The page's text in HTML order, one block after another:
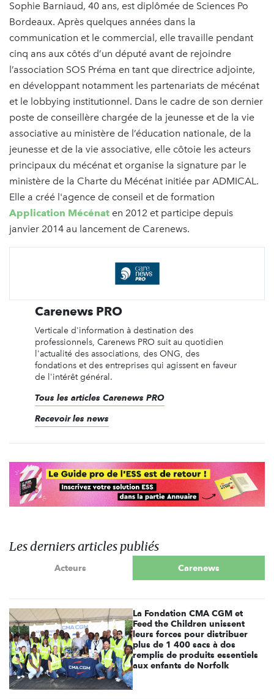
Sophie Barniaud, 40 ans, est diplômée de Sciences Po
Bordeaux. Après quelques années dans la
communication et le commercial, elle travaille pendant
cinq ans aux côtés d’un député avant de rejoindre
l’association SOS Préma en tant que directrice adjointe,
en développant notamment les partenariats de mécénat
et le lobbying institutionnel. Dans le cadre de son dernier
poste de conseillère chargée de la jeunesse et de la vie
associative au ministère de l’éducation nationale, de la
jeunesse et de la vie associative, elle côtoie les acteurs
principaux du mécénat et organise la signature par le
ministère de la Charte du Mécénat initiée par ADMICAL.
Elle a créé l'agence de conseil et de formation
Application Mécénat en 2012 et participe depuis
janvier 2014 au lancement de Carenews.
Carenews PRO
Verticale d'information à destination des
professionnels, Carenews PRO suit au quotidien
l'actualité des associations, des ONG, des
fondations et des entreprises qui agissent en faveur
de l'intérêt général.
Tous les articles Carenews PRO
Recevoir les news
Les derniers articles publiés
Acteurs Carenews
La Fondation CMA CGM et
Feed the Children unissent
leurs forces pour distribuer
plus de 1 400 sacs à dos
remplis de produits essentiels
aux enfants de Norfolk